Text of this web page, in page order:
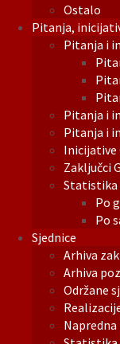
Ostalo
Pitanja,
Pitanja i
Pitanja i
Pitanja i
Inicijative
Zaključci
Statistika
Po
Po
Sjednice
Arhiva
Arhiva
Održane